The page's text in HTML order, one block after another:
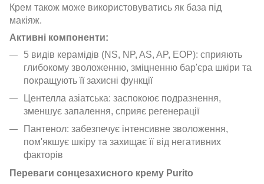
Крем також може використовуватись як база під
макіяж.
Активні компоненти:
5 видів керамідів (NS, NP, AS, AP, EOP): сприяють
глибокому зволоженню, зміцненню бар'єра шкіри та
покращують її захисні функції
Центелла азіатська: заспокоює подразнення,
зменшує запалення, сприяє регенерації
Пантенол: забезпечує інтенсивне зволоження,
пом'якшує шкіру та захищає її від негативних
факторів
Переваги сонцезахисного крему Purito